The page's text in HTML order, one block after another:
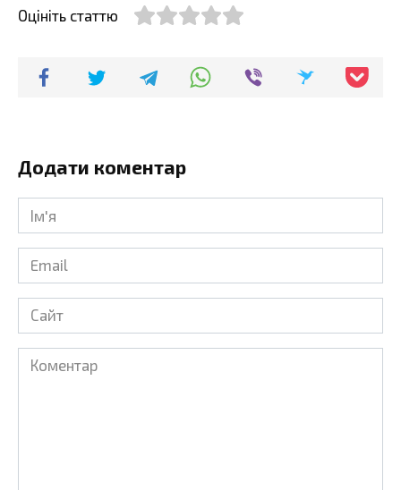
Оцініть статтю
Додати коментар
Ім'я
Email
Сайт
Коментар